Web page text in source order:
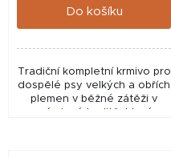
5
hvězdiček.
Do košíku
Tradiční kompletní krmivo pro
dospělé psy velkých a obřích
plemen v běžné zátěži v